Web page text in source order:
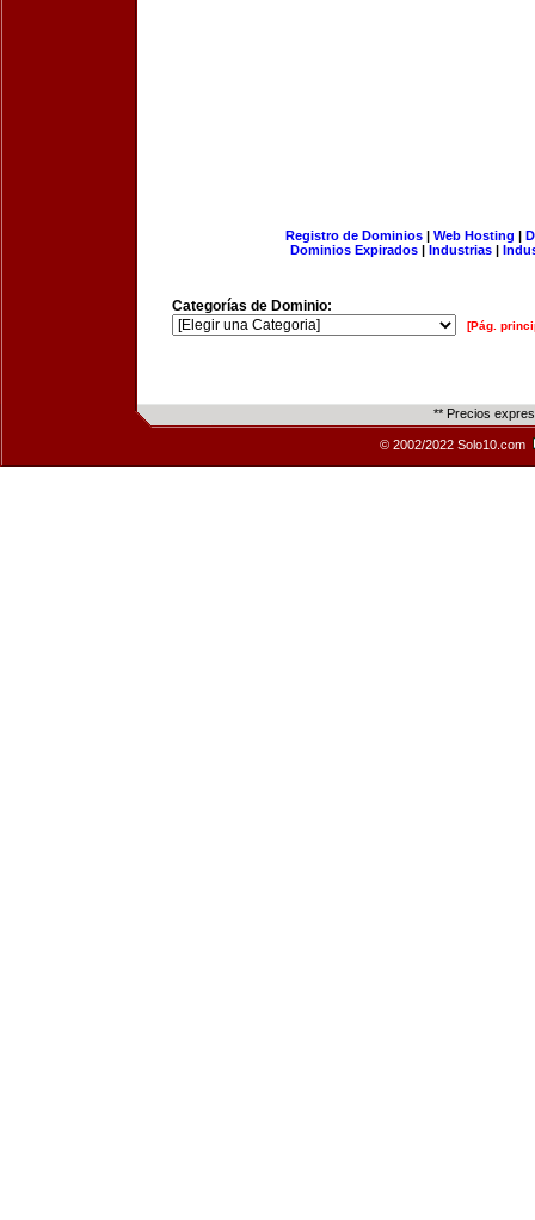
Registro de Dominios| Web Hosting |
Dominios Expirados | Industrias |
Categorías de Dominio:
[Pág.
** Precios
© 2002/2022 Solo10.com